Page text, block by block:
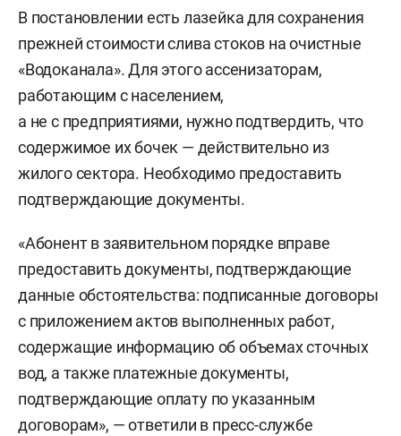
кубометр (утвержден постановлением
госкомитета по тарифам РТ), за негативное
воздействие на централизованные сети —
9,36 рубля/кубометр и плату за сброс
загрязняющих веществ сверх нормативных
значений — 37,44 рубля/кубометр. В итоге
стоимость приема одного кубометра для
абонентов, которые не имеют физического
присоединения к централизованным сетям
канализации, а вывозятся с помощью
спецмашин (ассенизаторов), составляет 65,52
рубля. Важный момент: как уточняют
в казанском «Водоканале», это повышение
не коснулось населения. Т. е.
«Водоканал» принимает стоки от жителей
В постановлении есть лазейка для сохранения
прежней стоимости слива стоков на очистные
«Водоканала». Для этого ассенизаторам,
работающим с населением,
а не с предприятиями, нужно подтвердить, что
содержимое их бочек — действительно из
жилого сектора. Необходимо предоставить
подтверждающие документы.
«Абонент в заявительном порядке вправе
предоставить документы, подтверждающие
данные обстоятельства: подписанные договоры
с приложением актов выполненных работ,
содержащие информацию об объемах сточных
вод, а также платежные документы,
подтверждающие оплату по указанным
договорам», — ответили в пресс-службе